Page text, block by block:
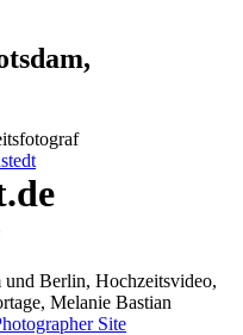
Berlin, Hochzeitsvideo,
Melanie Bastian
Site